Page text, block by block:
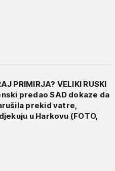
PRIMIRJA? VELIKI RUSKI
predao SAD dokaze da
prekid vatre,
u Harkovu (FOTO,